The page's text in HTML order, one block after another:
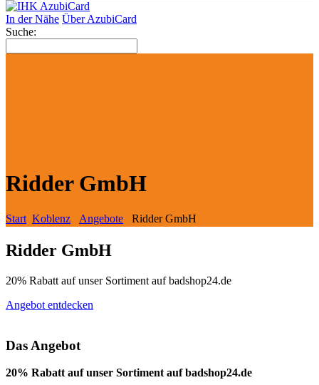
In der Nähe Über AzubiCard
Suche:
Ridder GmbH
Start Koblenz Angebote Ridder GmbH
Ridder GmbH
20% Rabatt auf unser Sortiment auf badshop24.de
Angebot entdecken
Das Angebot
20% Rabatt auf unser Sortiment auf badshop24.de